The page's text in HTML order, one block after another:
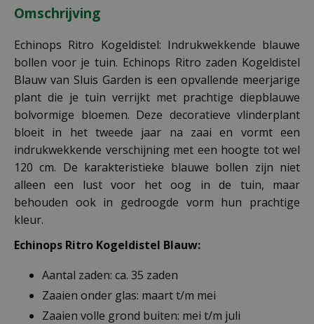
Omschrijving
Echinops Ritro Kogeldistel: Indrukwekkende blauwe
bollen voor je tuin. Echinops Ritro zaden Kogeldistel
Blauw van Sluis Garden is een opvallende meerjarige
plant die je tuin verrijkt met prachtige diepblauwe
bolvormige bloemen. Deze decoratieve vlinderplant
bloeit in het tweede jaar na zaai en vormt een
indrukwekkende verschijning met een hoogte tot wel
120 cm. De karakteristieke blauwe bollen zijn niet
alleen een lust voor het oog in de tuin, maar
behouden ook in gedroogde vorm hun prachtige
kleur.
Echinops Ritro Kogeldistel Blauw:
Aantal zaden: ca. 35 zaden
Zaaien onder glas: maart t/m mei
Zaaien volle grond buiten: mei t/m juli